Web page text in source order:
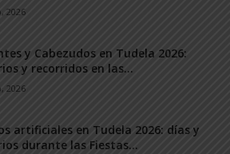
2026
y Cabezudos en Tudela 2026:
y recorridos en las...
2026
artificiales en Tudela 2026: días y
durante las Fiestas...